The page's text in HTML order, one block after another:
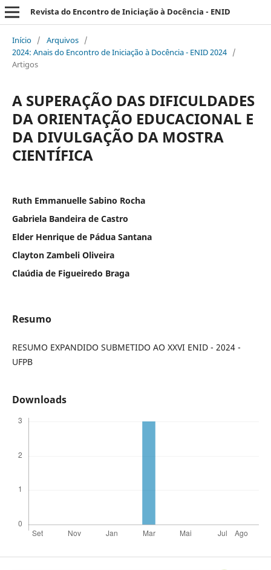
Revista do Encontro de Iniciação à Docência - ENID
Início / Arquivos /
2024: Anais do Encontro de Iniciação à Docência - ENID 2024 /
Artigos
A SUPERAÇÃO DAS DIFICULDADES
DA ORIENTAÇÃO EDUCACIONAL E
DA DIVULGAÇÃO DA MOSTRA
CIENTÍFICA
Ruth Emmanuelle Sabino Rocha
Gabriela Bandeira de Castro
Elder Henrique de Pádua Santana
Clayton Zambeli Oliveira
Claúdia de Figueiredo Braga
Resumo
RESUMO EXPANDIDO SUBMETIDO AO XXVI ENID - 2024 -
UFPB
Downloads